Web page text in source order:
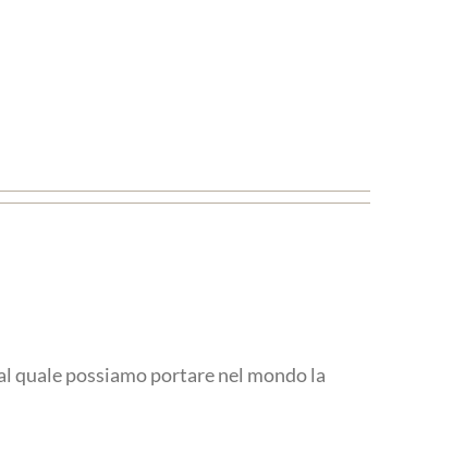
quale possiamo portare nel mondo la